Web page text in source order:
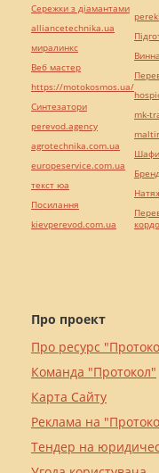
Про проект
Про ресурс
Команда "Протокол"
Карта Сайту
Реклама на
Тендер на
Сережки з діамантами
alliancetechnika.ua
миралинкс
Веб мастер
https://motokosmos.ua/
Синтезатори
perevod.agency
agrotechnika.com.ua
europeservice.com.ua
текст юа
Посилання
kievperevod.com.ua
mk-
Шафи